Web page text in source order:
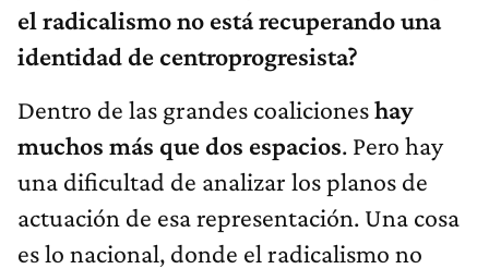
el radicalismo no está recuperando una
identidad de centroprogresista?
Dentro de las grandes coalicioneshay
muchos más que dos espacios. Pero hay
una dificultad de analizar los planos de
actuación de esa representación. Una cosa
es lo nacional, donde el radicalismo no